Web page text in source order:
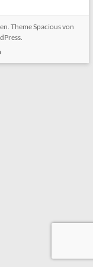
ThemeSpaciousvon
.